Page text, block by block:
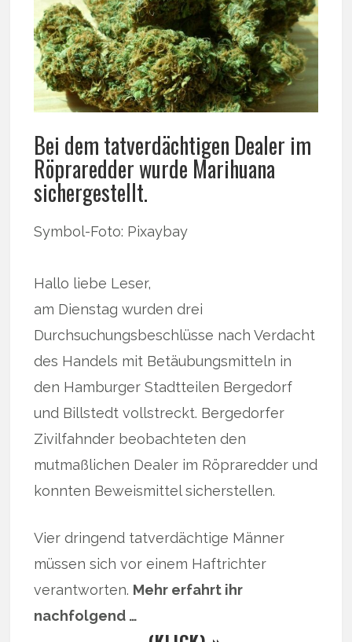
Bei dem tatverdächtigen Dealer im
Röpraredder wurde Marihuana
sichergestellt.
Symbol-Foto: Pixaybay
Hallo liebe Leser,
am Dienstag wurden drei
Durchsuchungsbeschlüsse nach Verdacht
des Handels mit Betäubungsmitteln in
den Hamburger Stadtteilen Bergedorf
und Billstedt vollstreckt. Bergedorfer
Zivilfahnder beobachteten den
mutmaßlichen Dealer im Röpraredder und
konnten Beweismittel sicherstellen.
Vier dringend tatverdächtige Männer
müssen sich vor einem Haftrichter
verantworten. Mehr erfahrt ihr
nachfolgend …